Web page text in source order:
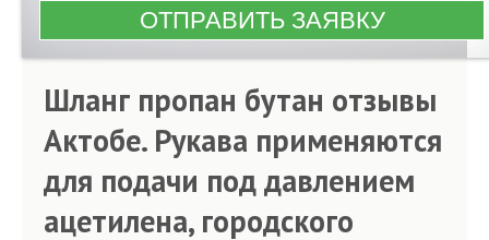
Шланг пропан бутан отзывы
Актобе. Рукава применяются
для подачи под давлением
ацетилена, городского